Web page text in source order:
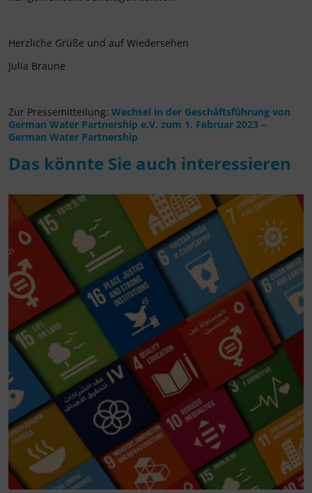
Herzliche Grüße und auf Wiedersehen
Julia Braune
Zur Pressemitteilung: Wechsel in der Geschäftsführung von
German Water Partnership e.V. zum 1. Februar 2023 –
German Water Partnership
Das könnte Sie auch interessieren